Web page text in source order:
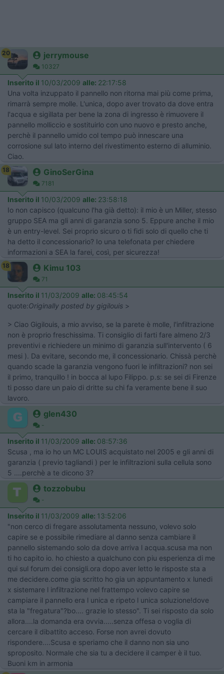
20 jerrymouse
10327
Inserito il 10/03/2009 alle: 22:17:58
Una volta inzuppato il pannello non ritorna mai più come prima,
rimarrà sempre molle. L'unica, dopo aver trovato da dove entra
l'acqua e sigillata per bene la zona di ingresso è rimuovere il
pannello molliccio e sostituirlo con uno nuovo e presto anche,
perchè il pannello umido col tempo può innescare una
corrosione sul lato interno del rivestimento esterno di alluminio.
Ciao.
18 GinoSerGina
7181
Inserito il 10/03/2009 alle: 23:58:18
Io non capisco (qualcuno l'ha già detto): il mio è un Miller, stesso
gruppo SEA ma gli anni di garanzia sono 5. Eppure anche il mio
è un entry-level. Sei proprio sicuro o ti fidi solo di quello che ti
ha detto il concessionario? Io una telefonata per chiedere
informazioni a SEA la farei, così, per sicurezza!
18 Kimu 103
71
Inserito il 11/03/2009 alle: 08:45:54
quote:Originally posted by gigilouis >
> Ciao Gigilouis, a mio avviso, se la parete è molle, l'infiltrazione
non è proprio freschissima. Ti consiglio di farti fare almeno 2/3
preventivi e richiedere un minimo di garanzia sull'intervento ( 6
mesi ). Da evitare, secondo me, il concessionario. Chissà perchè
quando scade la garanzia vengono fuori le infiltrazioni? non sei
il primo, tranquillo ! in bocca al lupo Filippo. p.s: se sei di Firenze
ti posso dare un paio di dritte su chi fa veramente bene il suo
lavoro.
glen430
-
Inserito il 11/03/2009 alle: 08:57:36
Scusa , ma io ho un MC LOUIS acquistato nel 2005 e gli anni di
garanzia ( previo tagliandi ) per le infiltrazioni sulla cellula sono
5 ....perchè a te dicono 3?
tozzobubu
-
Inserito il 11/03/2009 alle: 13:52:06
"non cerco di fregare assolutamenta nessuno, volevo solo
capire se e possibile rimediare al danno senza cambiare il
pannello sistemando solo da dove arriva l acqua.scusa ma non
ti ho capito io. ho chiesto a qualchuno con piu esperienza di me
qui sul forum dei consigli.ora dopo aver letto le risposte sta a
me decidere.come gia scritto ho gia un appuntamento x lunedi
x sistemare l infiltrazione nel frattempo volevo capire se
campiare il pannello era l unica e ripeto l unica soluzione!dove
sta la "fregatura"?bo.... grazie lo stesso". Ti sei risposto da solo
allora....la domanda era ovvia.....senza offesa o voglia di
cercare il dibattito acceso. Forse non avrei dovuto
rispondere....Scusa e speriamo che il danno non sia uno
sproposito. Normale che sia tu a decidere il camper è il tuo.
Buoni km in armonia